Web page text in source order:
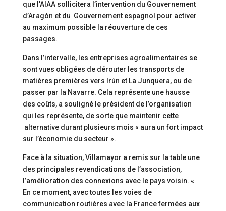
que l’AIAA sollicitera l’intervention du Gouvernement
d’Aragón et du Gouvernement espagnol pour activer
au maximum possible la réouverture de ces
passages.
Dans l’intervalle, les entreprises agroalimentaires se
sont vues obligées de dérouter les transports de
matières premières vers Irún et La Junquera, ou de
passer par la Navarre. Cela représente une hausse
des coûts, a souligné le président de l’organisation
qui les représente, de sorte que maintenir cette
alternative durant plusieurs mois « aura un fort impact
sur l’économie du secteur ».
Face à la situation, Villamayor a remis sur la table une
des principales revendications de l’association,
l’amélioration des connexions avec le pays voisin. «
En ce moment, avec toutes les voies de
communication routières avec la France fermées aux